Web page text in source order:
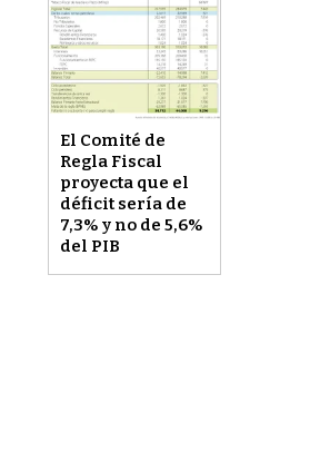
El Comité de
Regla Fiscal
proyecta que el
déficit sería de
7,3% y no de 5,6%
del PIB